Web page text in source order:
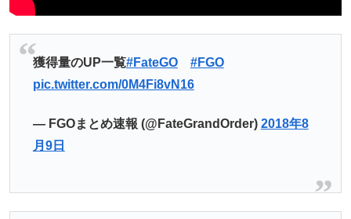
獲得量のUP一覧#FateGO
#FGO
pic.twitter.com/0M4Fi8vN16
— FGOまとめ速報 (@FateGrandOrder) 2018年8
月9日